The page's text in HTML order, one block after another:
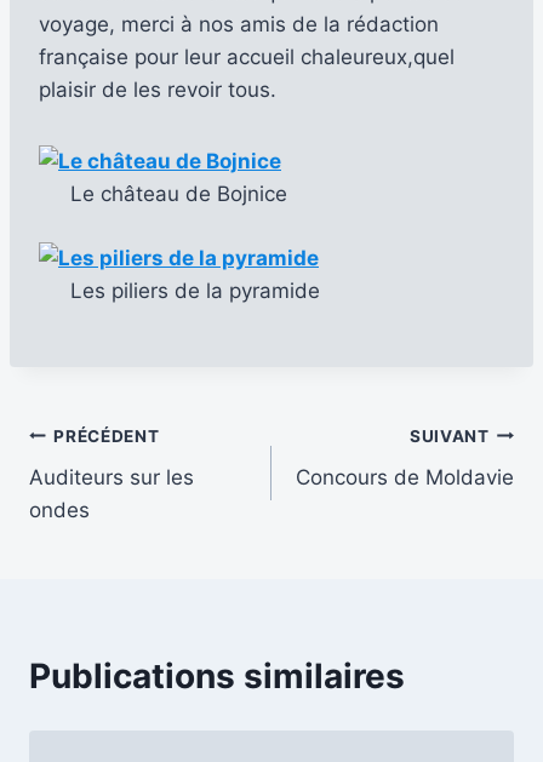
voyage, merci à nos amis de la rédaction
française pour leur accueil chaleureux,quel
plaisir de les revoir tous.
Le château de Bojnice
Les piliers de la pyramide
Navigation
de
PRÉCÉDENT
Auditeurs sur les
ondes
SUIVANT
Concours de Moldavie
Publications similaires